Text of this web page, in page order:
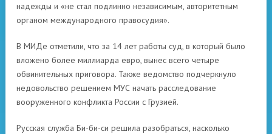
надежды и «не стал подлинно независимым, авторитетным
органом международного правосудия».
В МИДе отметили, что за 14 лет работы суд, в который было
вложено более миллиарда евро, вынес всего четыре
обвинительных приговора. Также ведомство подчеркнуло
недовольство решением МУС начать расследование
вооруженного конфликта России с Грузией.
Русская служба Би-би-си решила разобраться, насколько